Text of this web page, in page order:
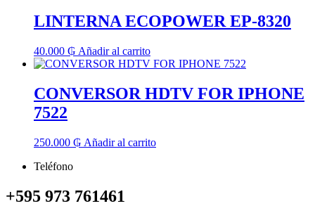
LINTERNA ECOPOWER EP-8320
40.000 ₲ Añadir al carrito
CONVERSOR HDTV FOR IPHONE
7522
250.000 ₲ Añadir al carrito
Teléfono
+595 973 761461